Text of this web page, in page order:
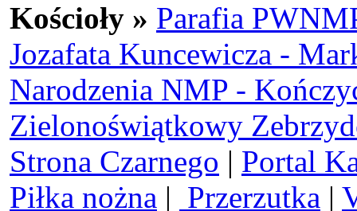
Kościoły » Parafia
Jozafata Kuncewicza -
Narodzenia NMP -
Zielonoświątkowy
Strona Czarnego | Portal
Piłka nożna | Przerzutka |